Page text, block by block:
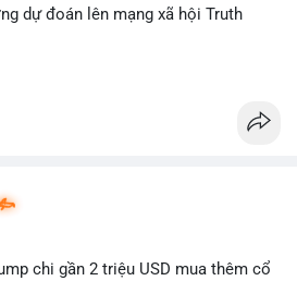
xuất hiện thêm 2-3 giao dịch
năng cao là sóng điều chỉnh
dự đoán lên mạng xã hội Truth
chi gần 2 triệu USD mua thêm cổ